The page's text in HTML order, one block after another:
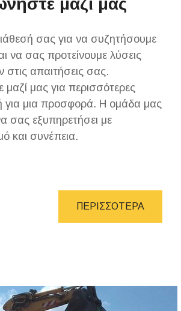
μαζί μας
σας για να συζητήσουμε
να σας προτείνουμε λύσεις
στις απαιτήσεις σας.
μαζί μας για περισσότερες
για μια προσφορά. Η ομάδα μας
σας εξυπηρετήσει με
και συνέπεια.
ΠΕΡΙΣΣΟΤΕΡΑ